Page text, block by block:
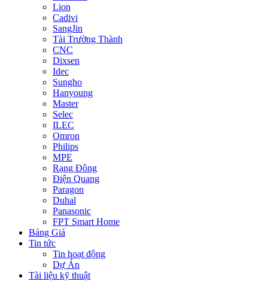
Lion
Cadivi
SangJin
Tài Trường Thành
CNC
Dixsen
Idec
Sungho
Hanyoung
Master
Selec
ILEC
Omron
Philips
MPE
Rạng Đông
Điện Quang
Paragon
Duhal
Panasonic
FPT Smart Home
Bảng Giá
Tin tức
Tin hoạt động
Dự Án
Tài liệu kỹ thuật